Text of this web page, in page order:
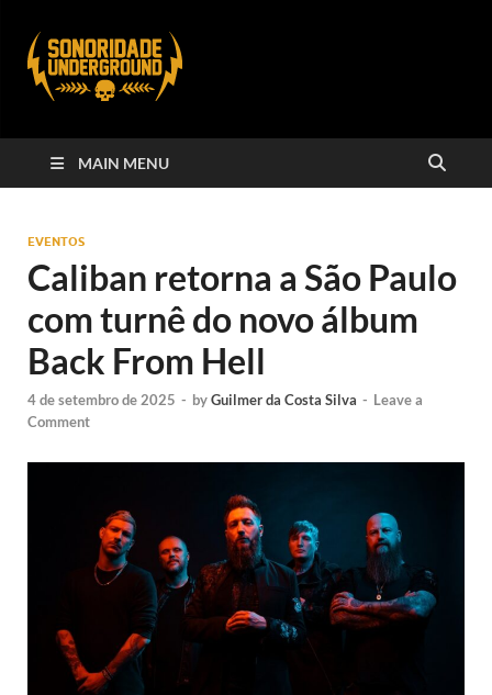
MAIN MENU
EVENTOS
Caliban retorna a São Paulo
com turnê do novo álbum
Back From Hell
4 de setembro de 2025 - byGuilmer da Costa Silva - Leave a
Comment